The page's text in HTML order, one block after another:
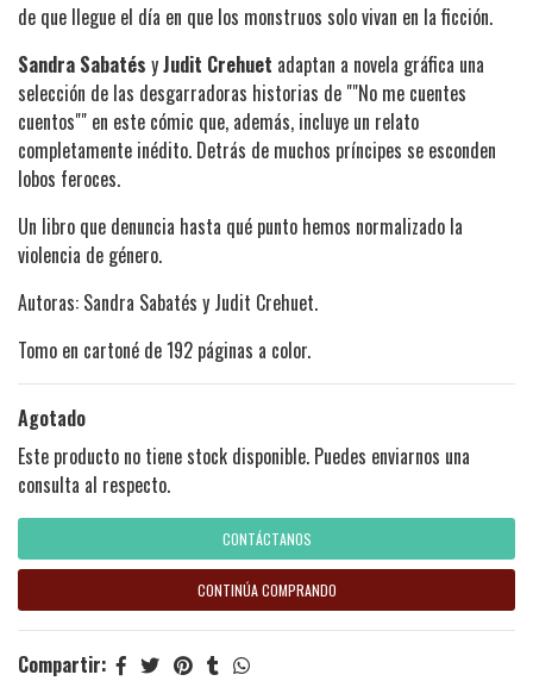
de que llegue el día en que los monstruos solo vivan en la ficción.
Sandra Sabatés yJudit Crehuet adaptan a novela gráfica una
selección de las desgarradoras historias de ""No me cuentes
cuentos"" en este cómic que, además, incluye un relato
completamente inédito. Detrás de muchos príncipes se esconden
lobos feroces.
Un libro que denuncia hasta qué punto hemos normalizado la
violencia de género.
Autoras: Sandra Sabatés y Judit Crehuet.
Tomo en cartoné de 192 páginas a color.
Agotado
Este producto no tiene stock disponible. Puedes enviarnos una
consulta al respecto.
CONTÁCTANOS
CONTINÚA COMPRANDO
Compartir: